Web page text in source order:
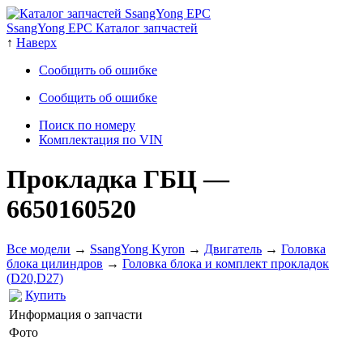
SsangYong EPC Каталог запчастей
↑ Наверх
Сообщить об ошибке
Сообщить об ошибке
Поиск по номеру
Комплектация по VIN
Прокладка ГБЦ—
6650160520
Все модели → SsangYong Kyron → Двигатель → Головка
блока цилиндров → Головка блока и комплект прокладок
(D20,D27)
Купить
Информация о запчасти
Фото